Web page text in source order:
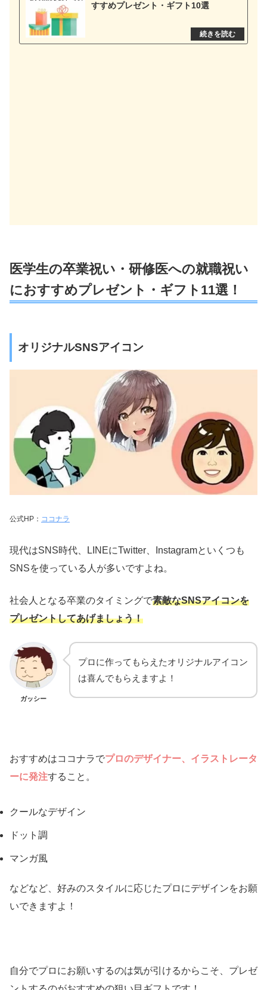
すすめプレゼント・ギフト10選
医学生の卒業祝い・研修医への就職祝い
におすすめプレゼント・ギフト11選！
オリジナルSNSアイコン
公式HP： ココナラ
現代はSNS時代、LINEにTwitter、Instagramといくつも
SNSを使っている人が多いですよね。
社会人となる卒業のタイミングで素敵なSNSアイコンを
プレゼントしてあげましょう！
ガッシー
プロに作ってもらえたオリジナルアイコン
は喜んでもらえますよ！
おすすめはココナラでプロのデザイナー、イラストレータ
ーに発注すること。
クールなデザイン
ドット調
マンガ風
などなど、好みのスタイルに応じたプロにデザインをお願
いできますよ！
自分でプロにお願いするのは気が引けるからこそ、プレゼ